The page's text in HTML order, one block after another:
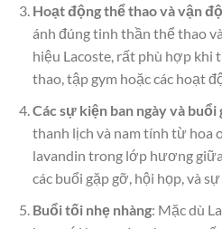
Hoạt động thể thao và vận
ánh đúng tinh thần thể thao
hiệu Lacoste, rất phù hợp khi
thao, tập gym hoặc các hoạt
Các sự kiện ban ngày và buổi
thanh lịch và nam tính từ hoa
lavandin trong lớp hương
các buổi gặp gỡ, hội họp, và
Buổi tối nhẹ nhàng: Mặc dù